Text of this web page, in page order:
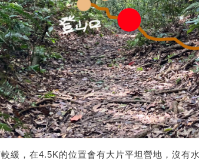
緩，在4.5K的位置會有大片平坦營地，沒有